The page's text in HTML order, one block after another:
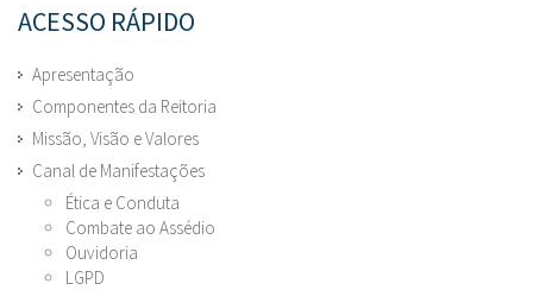
ACESSO RÁPIDO
Apresentação
Componentes da Reitoria
Missão, Visão e Valores
Canal de Manifestações
Ética e Conduta
Combate ao Assédio
Ouvidoria
LGPD